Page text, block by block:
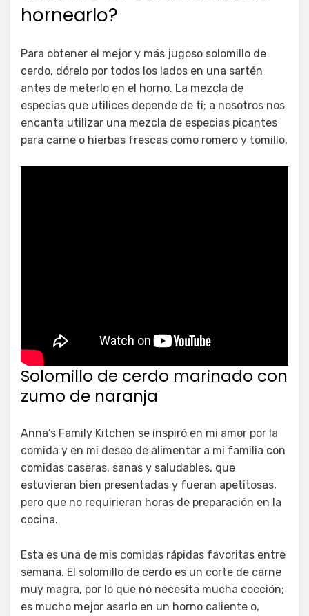
hornearlo?
Para obtener el mejor y más jugoso solomillo de
cerdo, dórelo por todos los lados en una sartén
antes de meterlo en el horno. La mezcla de
especias que utilices depende de ti; a nosotros nos
encanta utilizar una mezcla de especias picantes
para carne o hierbas frescas como romero y tomillo.
Solomillo de cerdo marinado con
zumo de naranja
Anna’s Family Kitchen se inspiró en mi amor por la
comida y en mi deseo de alimentar a mi familia con
comidas caseras, sanas y saludables, que
estuvieran bien presentadas y fueran apetitosas,
pero que no requirieran horas de preparación en la
cocina.
Esta es una de mis comidas rápidas favoritas entre
semana. El solomillo de cerdo es un corte de carne
muy magra, por lo que no necesita mucha cocción;
es mucho mejor asarlo en un horno caliente o,